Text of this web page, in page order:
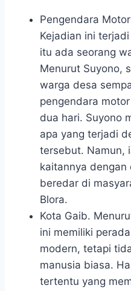
Pengendara
Kejadian ini
itu ada seorang
Menurut Suyono,
warga desa
pengendara
dua hari. Suyono
apa yang terjadi
tersebut. Namun,
kaitannya dengan
beredar di
Blora.
Kota Gaib.
ini memiliki
modern, tetapi
manusia biasa.
tertentu yang